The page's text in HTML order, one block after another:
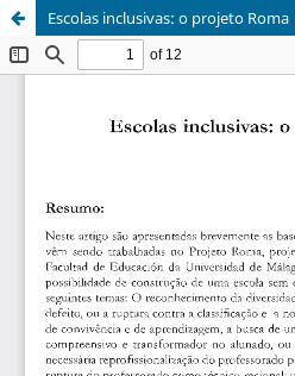
Escolas inclusivas: o projeto Roma